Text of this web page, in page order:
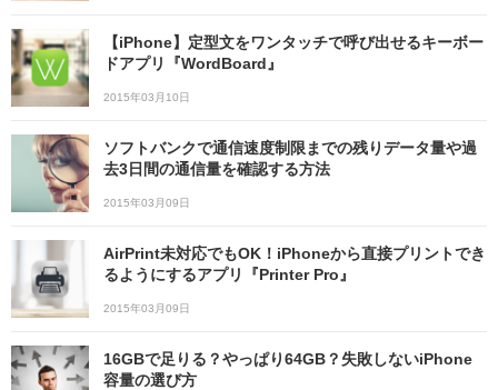
【iPhone】定型文をワンタッチで呼び出せるキーボー
ドアプリ『WordBoard』
2015年03月10日
ソフトバンクで通信速度制限までの残りデータ量や過
去3日間の通信量を確認する方法
2015年03月09日
AirPrint未対応でもOK！iPhoneから直接プリントでき
るようにするアプリ『Printer Pro』
2015年03月09日
16GBで足りる？やっぱり64GB？失敗しないiPhone
容量の選び方